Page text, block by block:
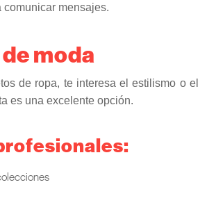
comunicar mensajes.
moda
de ropa, te interesa el estilismo o el
es una excelente opción.